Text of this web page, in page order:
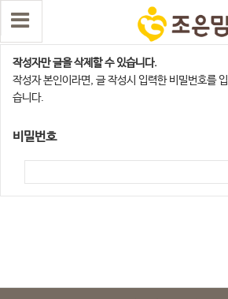
댓글 삭제
작성자만 글을 삭제할 수 있습니다.
작성자 본인이라면, 글 작성시 입력한 비밀번호를
습니다.
비밀번호